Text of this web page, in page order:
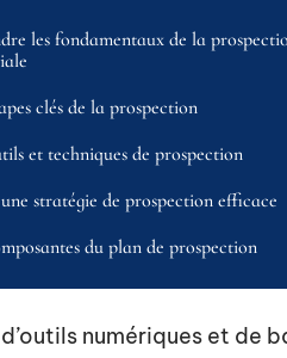
les fondamentaux de la
clés de la prospection
et techniques de prospection
stratégie de prospection efficace
du plan de prospection
numériques et de